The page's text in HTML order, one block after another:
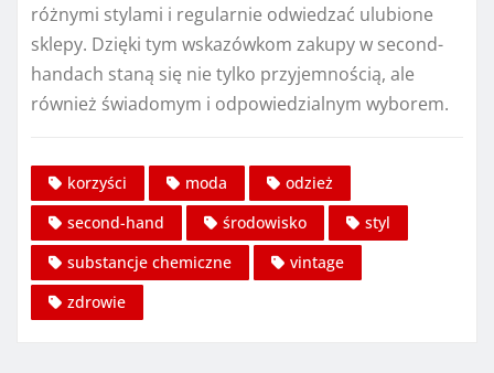
różnymi stylami i regularnie odwiedzać ulubione
sklepy. Dzięki tym wskazówkom zakupy w second-
handach staną się nie tylko przyjemnością, ale
również świadomym i odpowiedzialnym wyborem.
korzyści moda
odzież
second-hand
środowisko
styl
substancje chemiczne
vintage
zdrowie